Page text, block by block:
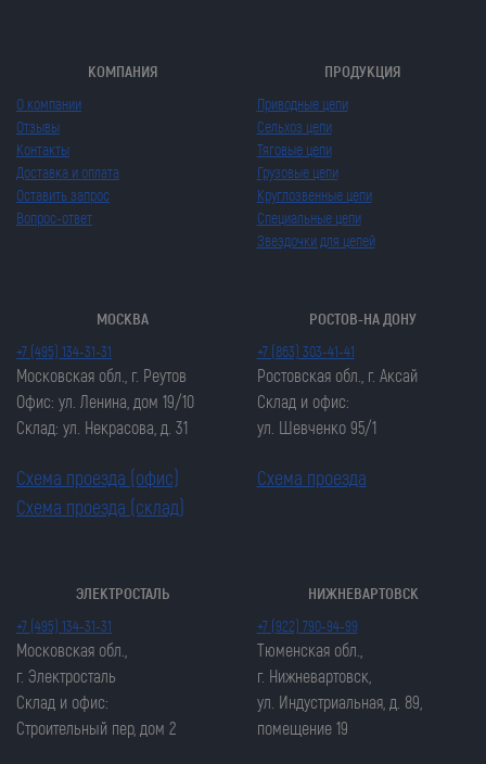
КОМПАНИЯ
О компании
Отзывы
Контакты
Доставка и оплата
Оставить запрос
Вопрос-ответ
ПРОДУКЦИЯ
Приводные цепи
Сельхоз цепи
Тяговые цепи
Грузовые цепи
Круглозвенные цепи
Специальные цепи
Звездочки для цепей
МОСКВА
+7 (495) 134-31-31
Московская обл., г. Реутов
Офис: ул. Ленина, дом 19/10
Склад: ул. Некрасова, д. 31
Схема проезда (офис)
Схема проезда (склад)
РОСТОВ-НА ДОНУ
+7 (863) 303-41-41
Ростовская обл., г. Аксай
Склад и офис:
ул. Шевченко 95/1
Схема проезда
ЭЛЕКТРОСТАЛЬ
+7 (495) 134-31-31
Московская обл.,
г. Электросталь
Склад и офис:
Строительный пер, дом 2
НИЖНЕВАРТОВСК
+7 (922) 790-94-99
Тюменская обл.,
г. Нижневартовск,
ул. Индустриальная, д. 89,
помещение 19
Закрыть попап
ЗАКАЗАТЬ ЦЕПЬ
Закрыть попап
ОСТАВИТЬ ЗАЯВКУ
Закрыть попап
ОСТАВИТЬ ЗАЯВКУ
Закрыть попап
ЗАКАЗАТЬ ЦЕПЬ